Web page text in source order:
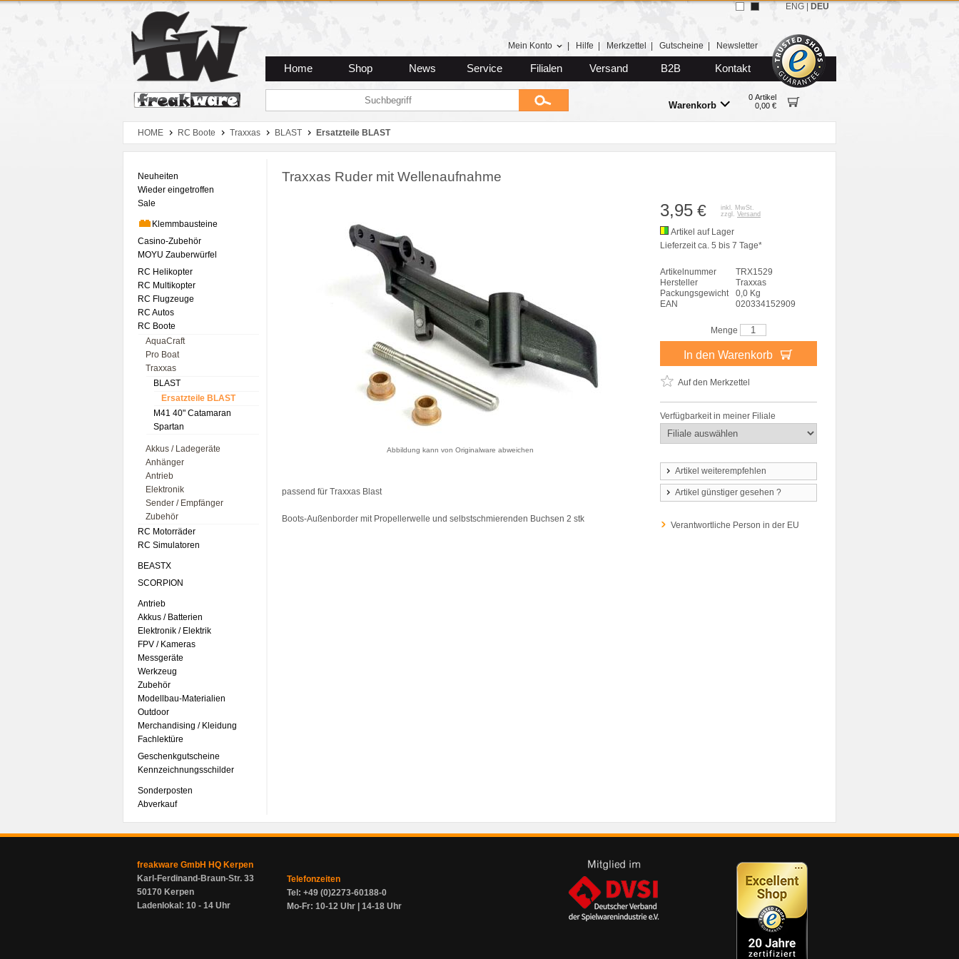
Zum Hauptmenue
Zum Seiteninhalt
Zum Warenkob
Mein Konto Hilfe Merkzettel Gutscheine Newsletter
Home Shop News Service Filialen Versand B2B Kontakt
Warenkorb
0 Artikel
0,00 €
ENG DEU
HOME RC Boote Traxxas BLAST Ersatzteile BLAST
Neuheiten
Wieder eingetroffen
Sale
Klemmbausteine
Casino-Zubehör
MOYU Zauberwürfel
RC Helikopter
RC Multikopter
RC Flugzeuge
RC Autos
RC Boote
AquaCraft
Pro Boat
Traxxas
BLAST
Ersatzteile BLAST
M41 40" Catamaran
Spartan
Akkus / Ladegeräte
Anhänger
Antrieb
Elektronik
Sender / Empfänger
Zubehör
RC Motorräder
RC Simulatoren
BEASTX
SCORPION
Antrieb
Akkus / Batterien
Elektronik / Elektrik
FPV / Kameras
Messgeräte
Werkzeug
Zubehör
Modellbau-Materialien
Outdoor
Merchandising / Kleidung
Fachlektüre
Geschenkgutscheine
Kennzeichnungsschilder
Sonderposten
Abverkauf
Traxxas Ruder mit Wellenaufnahme
Abbildung kann von Originalware abweichen
passend für Traxxas Blast
Boots-Außenborder mit Propellerwelle und selbstschmierenden Buchsen 2 stk
3,95 €
inkl. MwSt.
zzgl. Versand
Artikel auf Lager
Lieferzeit ca. 5 bis 7 Tage*
Artikelnummer
TRX1529
Hersteller
Traxxas
Packungsgewicht
0,0 Kg
EAN
020334152909
Menge
In den Warenkorb
Auf den Merkzettel
Verfügbarkeit in meiner Filiale
Artikel weiterempfehlen
Artikel günstiger gesehen ?
Verantwortliche Person in der EU
freakware GmbH HQ Kerpen
Karl-Ferdinand-Braun-Str. 33
50170 Kerpen
Ladenlokal: 10 - 14 Uhr
Telefonzeiten
Tel: +49 (0)2273-60188-0
Mo-Fr: 10-12 Uhr | 14-18 Uhr